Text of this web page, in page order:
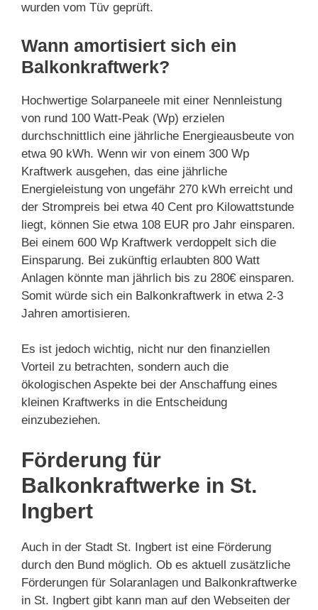
wurden vom Tüv geprüft.
Wann amortisiert sich ein
Balkonkraftwerk?
Hochwertige Solarpaneele mit einer Nennleistung
von rund 100 Watt-Peak (Wp) erzielen
durchschnittlich eine jährliche Energieausbeute von
etwa 90 kWh. Wenn wir von einem 300 Wp
Kraftwerk ausgehen, das eine jährliche
Energieleistung von ungefähr 270 kWh erreicht und
der Strompreis bei etwa 40 Cent pro Kilowattstunde
liegt, können Sie etwa 108 EUR pro Jahr einsparen.
Bei einem 600 Wp Kraftwerk verdoppelt sich die
Einsparung. Bei zukünftig erlaubten 800 Watt
Anlagen könnte man jährlich bis zu 280€ einsparen.
Somit würde sich ein Balkonkraftwerk in etwa 2-3
Jahren amortisieren.
Es ist jedoch wichtig, nicht nur den finanziellen
Vorteil zu betrachten, sondern auch die
ökologischen Aspekte bei der Anschaffung eines
kleinen Kraftwerks in die Entscheidung
einzubeziehen.
Förderung für
Balkonkraftwerke in St.
Ingbert
Auch in der Stadt St. Ingbert ist eine Förderung
durch den Bund möglich. Ob es aktuell zusätzliche
Förderungen für Solaranlagen und Balkonkraftwerke
in St. Ingbert gibt kann man auf den Webseiten der